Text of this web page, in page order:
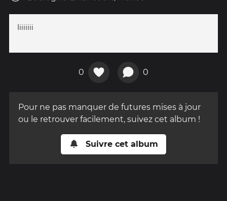
Iiiiiiii
0 0
Pour ne pas manquer de futures mises à jour
ou le retrouver facilement, suivez cet album !
Suivre cet album